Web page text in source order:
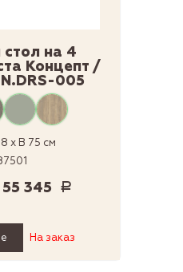
на 4
Концепт /
005
x В 75 см
55 345 Р
На заказ